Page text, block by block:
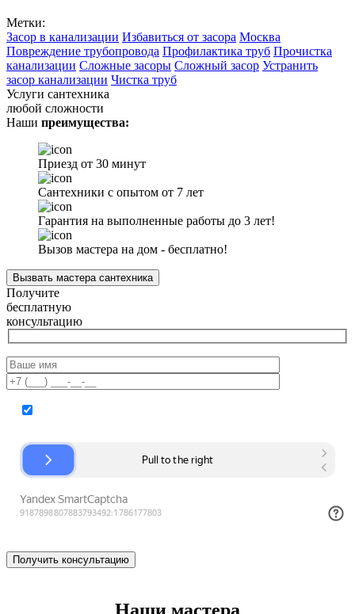
Метки:
Засор в канализации Избавиться от засора Москва
Повреждение трубопровода Профилактика труб Прочистка
канализации Сложные засоры Сложный засор Устранить
засор канализации Чистка труб
Услуги сантехника
любой сложности
Наши преимущества:
Приезд от 30 минут
Сантехники с опытом от 7 лет
Гарантия на выполненные работы до 3 лет!
Вызов мастера на дом - бесплатно!
Вызвать мастера сантехника
Получите
бесплатную
консультацию